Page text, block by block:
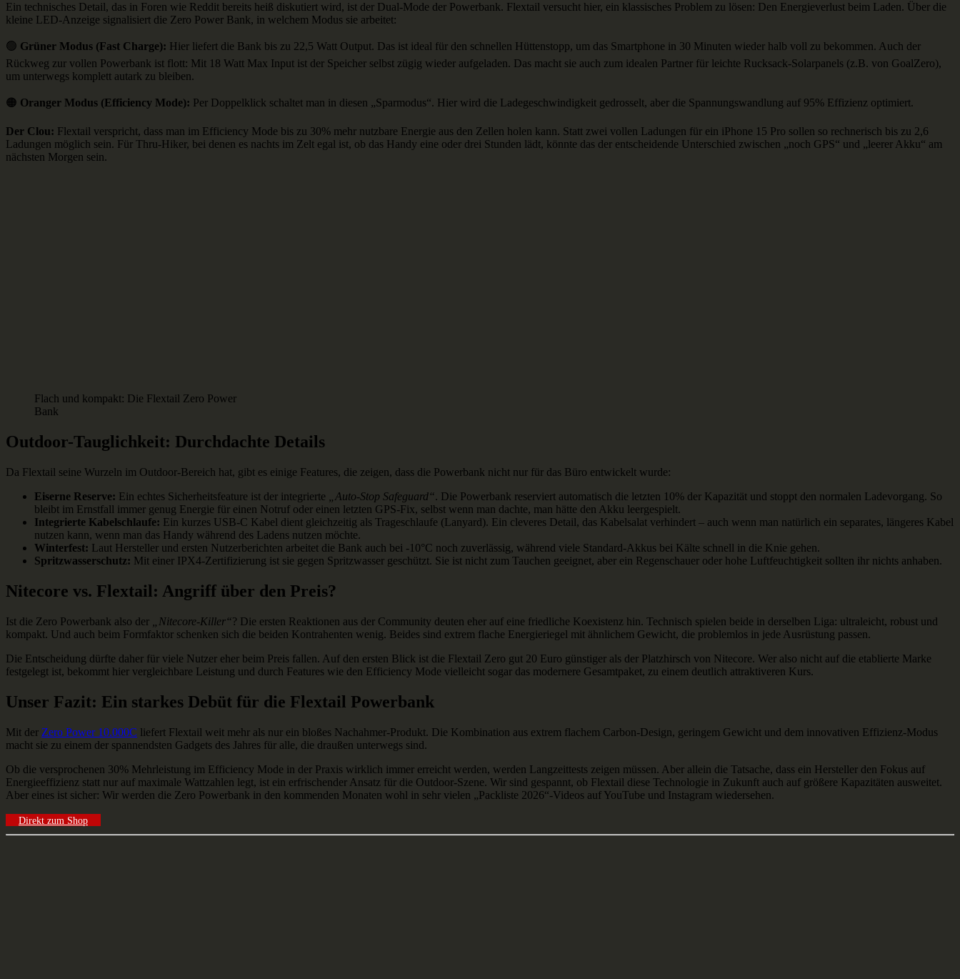
Ein technisches Detail, das in Foren wie Reddit bereits heiß diskutiert wird, ist der Dual-Mode der Powerbank. Flextail versucht hier, ein klassisches Problem zu lösen: Den Energieverlust beim Laden. Über die
kleine LED-Anzeige signalisiert die Zero Power Bank, in welchem Modus sie arbeitet:
🟢 Grüner Modus (Fast Charge): Hier liefert die Bank bis zu 22,5 Watt Output. Das ist ideal für den schnellen Hüttenstopp, um das Smartphone in 30 Minuten wieder halb voll zu bekommen. Auch der
Rückweg zur vollen Powerbank ist flott: Mit 18 Watt Max Input ist der Speicher selbst zügig wieder aufgeladen. Das macht sie auch zum idealen Partner für leichte Rucksack-Solarpanels (z.B. von GoalZero),
um unterwegs komplett autark zu bleiben.
🟠 Oranger Modus (Efficiency Mode): Per Doppelklick schaltet man in diesen „Sparmodus“. Hier wird die Ladegeschwindigkeit gedrosselt, aber die Spannungswandlung auf 95% Effizienz optimiert.
Der Clou: Flextail verspricht, dass man im Efficiency Mode bis zu 30% mehr nutzbare Energie aus den Zellen holen kann. Statt zwei vollen Ladungen für ein iPhone 15 Pro sollen so rechnerisch bis zu 2,6
Ladungen möglich sein. Für Thru-Hiker, bei denen es nachts im Zelt egal ist, ob das Handy eine oder drei Stunden lädt, könnte das der entscheidende Unterschied zwischen „noch GPS“ und „leerer Akku“ am
nächsten Morgen sein.
Flach und kompakt: Die Flextail Zero Power
Bank
Outdoor-Tauglichkeit: Durchdachte Details
Da Flextail seine Wurzeln im Outdoor-Bereich hat, gibt es einige Features, die zeigen, dass die Powerbank nicht nur für das Büro entwickelt wurde:
Eiserne Reserve: Ein echtes Sicherheitsfeature ist der integrierte „Auto-Stop Safeguard“. Die Powerbank reserviert automatisch die letzten 10% der Kapazität und stoppt den normalen Ladevorgang. So
bleibt im Ernstfall immer genug Energie für einen Notruf oder einen letzten GPS-Fix, selbst wenn man dachte, man hätte den Akku leergespielt.
Integrierte Kabelschlaufe: Ein kurzes USB-C Kabel dient gleichzeitig als Trageschlaufe (Lanyard). Ein cleveres Detail, das Kabelsalat verhindert – auch wenn man natürlich ein separates, längeres Kabel
nutzen kann, wenn man das Handy während des Ladens nutzen möchte.
Winterfest: Laut Hersteller und ersten Nutzerberichten arbeitet die Bank auch bei -10°C noch zuverlässig, während viele Standard-Akkus bei Kälte schnell in die Knie gehen.
Spritzwasserschutz: Mit einer IPX4-Zertifizierung ist sie gegen Spritzwasser geschützt. Sie ist nicht zum Tauchen geeignet, aber ein Regenschauer oder hohe Luftfeuchtigkeit sollten ihr nichts anhaben.
Nitecore vs. Flextail: Angriff über den Preis?
Ist die Zero Powerbank also der „Nitecore-Killer“? Die ersten Reaktionen aus der Community deuten eher auf eine friedliche Koexistenz hin. Technisch spielen beide in derselben Liga: ultraleicht, robust und
kompakt. Und auch beim Formfaktor schenken sich die beiden Kontrahenten wenig. Beides sind extrem flache Energieriegel mit ähnlichem Gewicht, die problemlos in jede Ausrüstung passen.
Die Entscheidung dürfte daher für viele Nutzer eher beim Preis fallen. Auf den ersten Blick ist die Flextail Zero gut 20 Euro günstiger als der Platzhirsch von Nitecore. Wer also nicht auf die etablierte Marke
festgelegt ist, bekommt hier vergleichbare Leistung und durch Features wie den Efficiency Mode vielleicht sogar das modernere Gesamtpaket, zu einem deutlich attraktiveren Kurs.
Unser Fazit: Ein starkes Debüt für die Flextail Powerbank
Mit der Zero Power 10.000C liefert Flextail weit mehr als nur ein bloßes Nachahmer-Produkt. Die Kombination aus extrem flachem Carbon-Design, geringem Gewicht und dem innovativen Effizienz-Modus
macht sie zu einem der spannendsten Gadgets des Jahres für alle, die draußen unterwegs sind.
Ob die versprochenen 30% Mehrleistung im Efficiency Mode in der Praxis wirklich immer erreicht werden, werden Langzeittests zeigen müssen. Aber allein die Tatsache, dass ein Hersteller den Fokus auf
Energieeffizienz statt nur auf maximale Wattzahlen legt, ist ein erfrischender Ansatz für die Outdoor-Szene. Wir sind gespannt, ob Flextail diese Technologie in Zukunft auch auf größere Kapazitäten ausweitet.
Aber eines ist sicher: Wir werden die Zero Powerbank in den kommenden Monaten wohl in sehr vielen „Packliste 2026“-Videos auf YouTube und Instagram wiedersehen.
Direkt zum Shop